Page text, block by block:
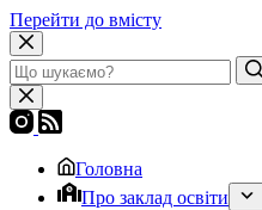
Перейти до вмісту
Головна
Про заклад освіти